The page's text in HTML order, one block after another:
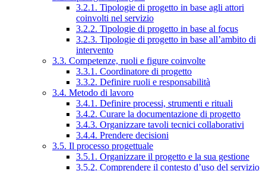
3.2.1. Tipologie di progetto in base agli attori
coinvolti nel servizio
3.2.2. Tipologie di progetto in base al focus
3.2.3. Tipologie di progetto in base all’ambito di
intervento
3.3. Competenze, ruoli e figure coinvolte
3.3.1. Coordinatore di progetto
3.3.2. Definire ruoli e responsabilità
3.4. Metodo di lavoro
3.4.1. Definire processi, strumenti e rituali
3.4.2. Curare la documentazione di progetto
3.4.3. Organizzare tavoli tecnici collaborativi
3.4.4. Prendere decisioni
3.5. Il processo progettuale
3.5.1. Organizzare il progetto e la sua gestione
3.5.2. Comprendere il contesto d’uso del servizio